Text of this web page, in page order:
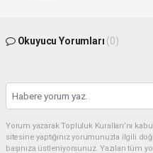
Okuyucu Yorumları (0)
Yorum yazarak Topluluk Kuralları’nı
sitesine yaptığınız yorumunuzla ilgili
başınıza üstleniyorsunuz. Yazılan tüm